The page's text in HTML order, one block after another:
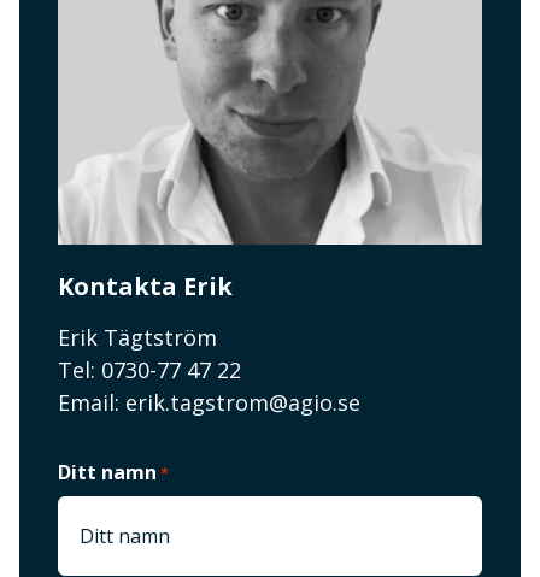
Kontakta Erik
Erik Tägtström
Tel: 0730-77 47 22
Email: erik.tagstrom@agio.se
Ditt namn *